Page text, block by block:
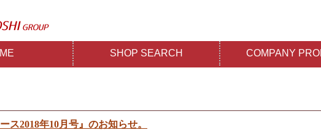
SHOP SEARCH COMPANY
ス2018年10月号』のお知らせ。